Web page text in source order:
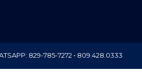
829-785-7272 • 809.428.0333